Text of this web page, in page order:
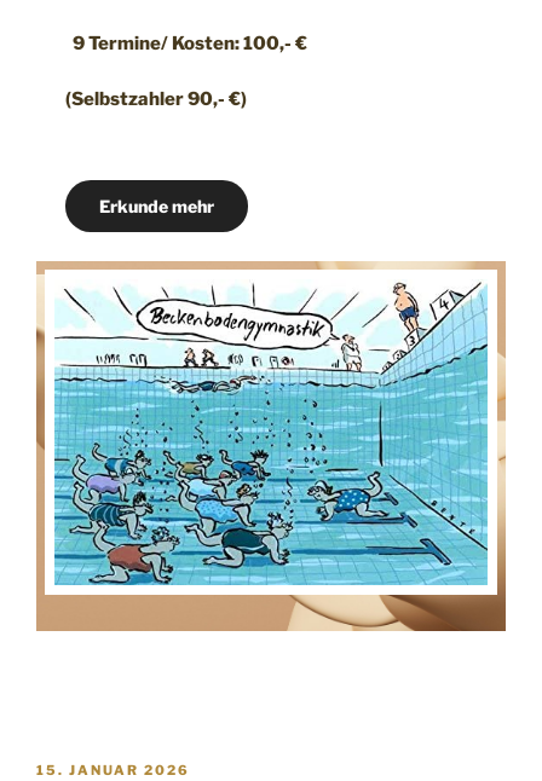
9 Termine/ Kosten: 100,- €
(Selbstzahler 90,- €)
Erkunde mehr
VERÖFFENTLICHT
15. JANUAR 2026